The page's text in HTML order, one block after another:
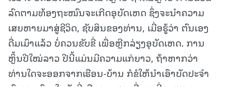
ລົດຕາມທ້ອງຖະໜົນຈະເກີດອຸບັດເຫດ ຊຶ່ງຈະນໍາຄວາມ
ເສຍຫາຍມາສູ່ຊີວິດ, ຊັບສິນຂອງທ່ານ, ເມື່ອຮູ້ວ່າ ຕົນເອງ
ດື່ມເມົາແລ້ວ ບໍ່ຄວນຂັບຂີ່ ເພື່ອຫຼີກລ່ຽງອຸບັດເຫດ. ການ
ຫຼິ້ນປີໃໝ່ລາວ ປີນີ້ແມ່ນມີຄວາມແກ່ຍາວ, ຖ້າຫາກວ່າ
ທ່ານໃດຈະອອກຈາກເຮືອນ-ບ້ານ ກໍຂໍໃຫ້ນໍາເອົາບັດປະຈໍາ